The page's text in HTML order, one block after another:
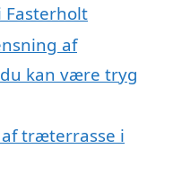
af
kan være tryg
træterrasse i